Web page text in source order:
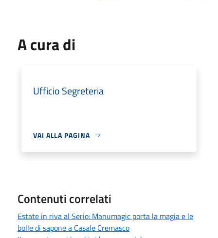
A cura di
Ufficio Segreteria
VAI ALLA PAGINA
Contenuti correlati
Estate in riva al Serio: Manumagic porta la magia e le
bolle di sapone a Casale Cremasco